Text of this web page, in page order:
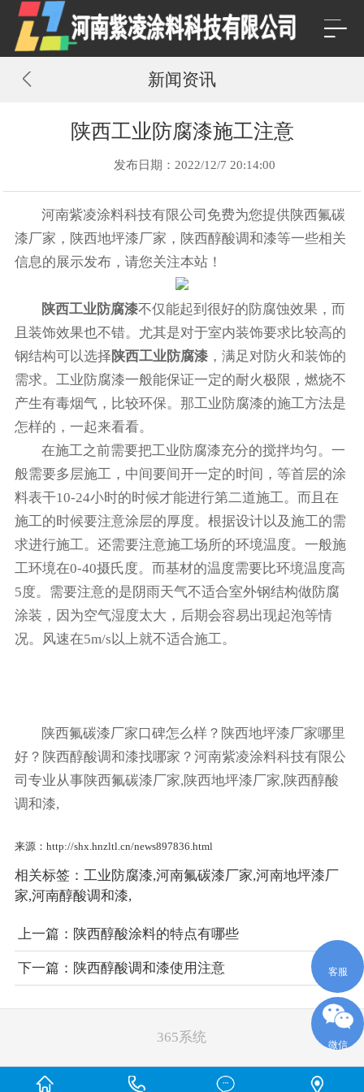
新闻资讯
陕西工业防腐漆施工注意
发布日期：2022/12/7 20:14:00
河南紫凌涂料科技有限公司免费为您提供陕西氟碳
漆厂家 ，陕西地坪漆厂家，陕西醇酸调和漆等一些相关
信息的展示发布，请您关注本站！
陕西工业防腐漆不仅能起到很好的防腐蚀效果，而
且装饰效果也不错。尤其是对于室内装饰要求比较高的
钢结构可以选择 陕西工业防腐漆，满足对防火和装饰的
需求。工业防腐漆一般能保证一定的耐火极限，燃烧不
产生有毒烟气，比较环保。那工业防腐漆的施工方法是
怎样的，一起来看看。
在施工之前需要把工业防腐漆充分的搅拌均匀。一
般需要多层施工，中间要间开一定的时间，等首层的涂
料表干10-24小时的时候才能进行第二道施工。而且在
施工的时候要注意涂层的厚度。根据设计以及施工的需
求进行施工。还需要注意施工场所的环境温度。一般施
工环境在0-40摄氏度。而基材的温度需要比环境温度高
5度。需要注意的是阴雨天气不适合室外钢结构做防腐
涂装，因为空气湿度太大，后期会容易出现起泡等情
况。风速在5m/s以上就不适合施工。
陕西氟碳漆厂家口碑怎么样？陕西地坪漆厂家哪里
好？陕西醇酸调和漆找哪家？河南紫凌涂料科技有限公
司专业从事陕西氟碳漆厂家,陕西地坪漆厂家,陕西醇酸
调和漆,
来源：http://shx.hnzltl.cn/news897836.html
相关标签： 工业防腐漆,河南氟碳漆厂家,河南地坪漆厂
家,河南醇酸调和漆,
上一篇： 陕西醇酸涂料的特点有哪些
下一篇： 陕西醇酸调和漆使用注意
365系统
客服
微信